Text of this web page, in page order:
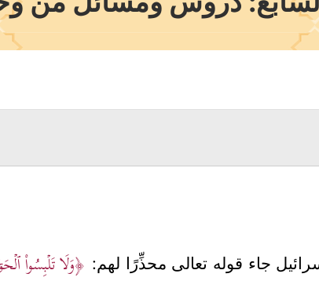
جاء قوله تعالى محذِّرًا لهم: ﴿وَلَا تَلۡبِسُواْ